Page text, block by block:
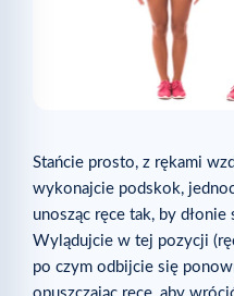
Stańcie prosto, z rękami
wykonajcie podskok,
unosząc ręce tak, by dłonie
Wylądujcie w tej pozycji
po czym odbijcie się